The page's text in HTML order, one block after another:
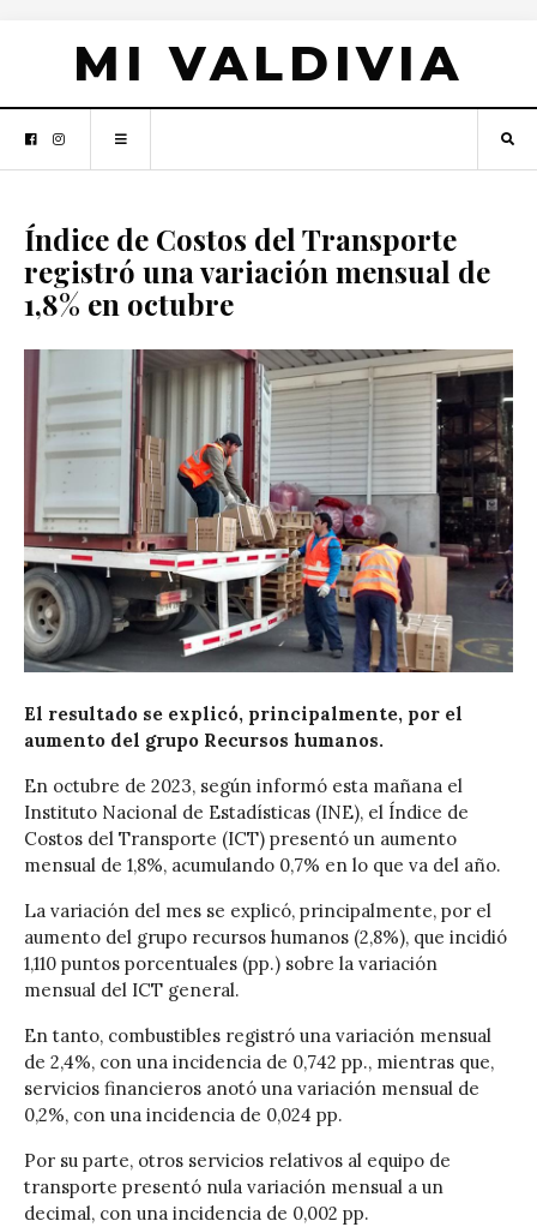
MI VALDIVIA
Índice de Costos del Transporte
registró una variación mensual de
1,8% en octubre
El resultado se explicó, principalmente, por el
aumento del grupo Recursos humanos.
En octubre de 2023, según informó esta mañana el
Instituto Nacional de Estadísticas (INE), el Índice de
Costos del Transporte (ICT) presentó un aumento
mensual de 1,8%, acumulando 0,7% en lo que va del año.
La variación del mes se explicó, principalmente, por el
aumento del grupo recursos humanos (2,8%), que incidió
1,110 puntos porcentuales (pp.) sobre la variación
mensual del ICT general.
En tanto, combustibles registró una variación mensual
de 2,4%, con una incidencia de 0,742 pp., mientras que,
servicios financieros anotó una variación mensual de
0,2%, con una incidencia de 0,024 pp.
Por su parte, otros servicios relativos al equipo de
transporte presentó nula variación mensual a un
decimal, con una incidencia de 0,002 pp.